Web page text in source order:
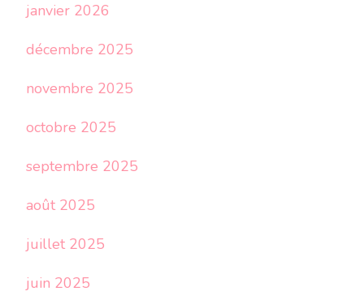
janvier 2026
décembre 2025
novembre 2025
octobre 2025
septembre 2025
août 2025
juillet 2025
juin 2025